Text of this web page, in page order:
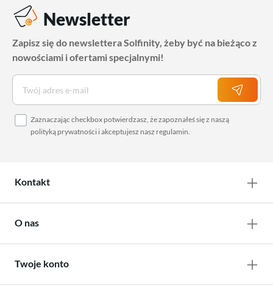
Newsletter
Zapisz się do newslettera Solfinity, żeby być na bieżąco z
nowościami i ofertami specjalnymi!
Zaznaczając checkbox potwierdzasz, że zapoznałeś się z naszą
polityką prywatności i akceptujesz nasz regulamin.
Kontakt
O nas
Twoje konto